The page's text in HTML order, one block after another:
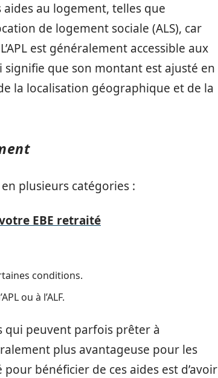
au logement, telles que
de logement sociale (ALS), car
est généralement accessible aux
signifie que son montant est ajusté en
la localisation géographique et de la
plusieurs catégories :
EBE retraité
conditions.
ou à l’ALF.
qui peuvent parfois prêter à
plus avantageuse pour les
bénéficier de ces aides est d’avoir